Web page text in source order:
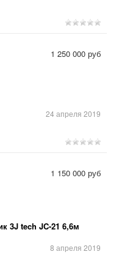
24 апреля 2019
1 250 000 руб
3J tech JC-21 6,6м
8 апреля 2019
1 150 000 руб